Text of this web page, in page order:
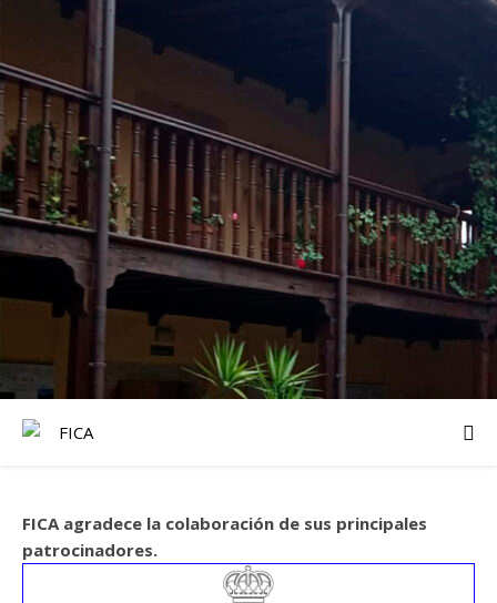
FICA agradece la colaboración de sus principales
patrocinadores.